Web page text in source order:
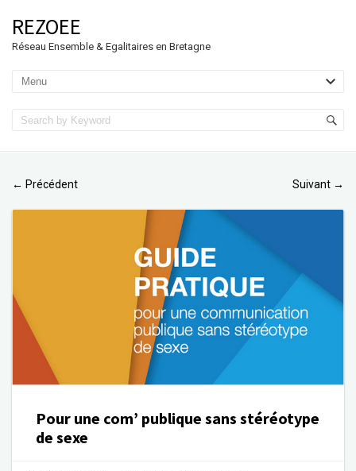
REZOEE
Réseau Ensemble & Egalitaires en Bretagne
← Précédent Suivant →
Pour une com’ publique sans stéréotype
de sexe